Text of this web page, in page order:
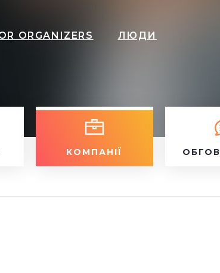
ORGANIZERS ЛЮДИ
КОМПАНІЇ